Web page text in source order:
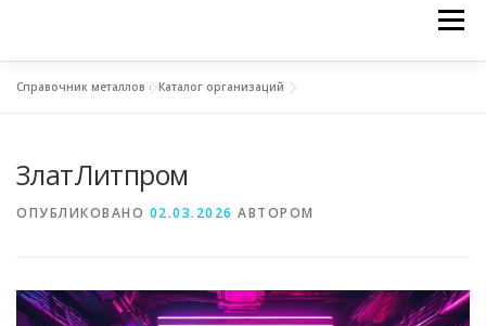
Меню
МЕТАЛЛЫ И ОКРУЖАЮЩАЯ СРЕДА
Справочник металлов »Каталог организаций
ЗлатЛитпром
ОПУБЛИКОВАНО 02.03.2026 АВТОРОМ